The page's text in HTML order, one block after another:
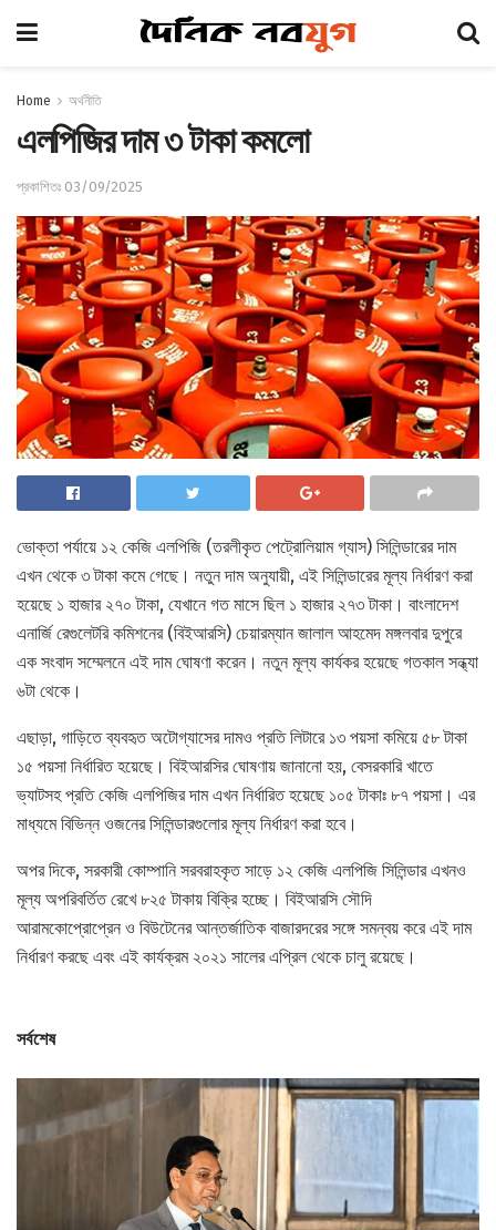
Home অর্থনীতি
এলপিজির দাম ৩ টাকা কমলো
প্রকাশিতঃ 03/09/2025
ভোক্তা পর্যায়ে ১২ কেজি এলপিজি (তরলীকৃত পেট্রোলিয়াম গ্যাস) সিলিন্ডারের দাম
এখন থেকে ৩ টাকা কমে গেছে। নতুন দাম অনুযায়ী, এই সিলিন্ডারের মূল্য নির্ধারণ করা
হয়েছে ১ হাজার ২৭০ টাকা, যেখানে গত মাসে ছিল ১ হাজার ২৭৩ টাকা। বাংলাদেশ
এনার্জি রেগুলেটরি কমিশনের (বিইআরসি) চেয়ারম্যান জালাল আহমেদ মঙ্গলবার দুপুরে
এক সংবাদ সম্মেলনে এই দাম ঘোষণা করেন। নতুন মূল্য কার্যকর হয়েছে গতকাল সন্ধ্যা
৬টা থেকে।
এছাড়া, গাড়িতে ব্যবহৃত অটোগ্যাসের দামও প্রতি লিটারে ১৩ পয়সা কমিয়ে ৫৮ টাকা
১৫ পয়সা নির্ধারিত হয়েছে। বিইআরসির ঘোষণায় জানানো হয়, বেসরকারি খাতে
ভ্যাটসহ প্রতি কেজি এলপিজির দাম এখন নির্ধারিত হয়েছে ১০৫ টাকাঃ ৮৭ পয়সা। এর
মাধ্যমে বিভিন্ন ওজনের সিলিন্ডারগুলোর মূল্য নির্ধারণ করা হবে।
অপর দিকে, সরকারী কোম্পানি সরবরাহকৃত সাড়ে ১২ কেজি এলপিজি সিলিন্ডার এখনও
মূল্য অপরিবর্তিত রেখে ৮২৫ টাকায় বিক্রি হচ্ছে। বিইআরসি সৌদি
আরামকোপ্রোপ্রেন ও বিউটেনের আন্তর্জাতিক বাজারদরের সঙ্গে সমন্বয় করে এই দাম
নির্ধারণ করছে এবং এই কার্যক্রম ২০২১ সালের এপ্রিল থেকে চালু রয়েছে।
সর্বশেষ